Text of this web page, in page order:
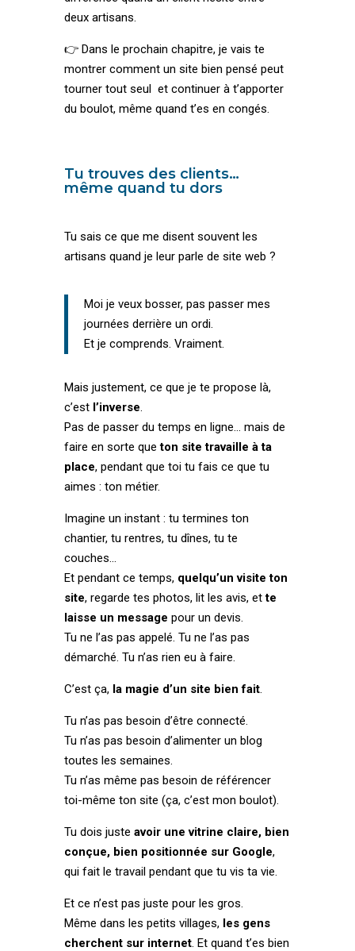
deux artisans.
👉 Dans le prochain chapitre, je vais te
montrer comment un site bien pensé peut
tourner tout seul et continuer à t’apporter
du boulot, même quand t’es en congés.
Tu trouves des clients…
même quand tu dors
Tu sais ce que me disent souvent les
artisans quand je leur parle de site web ?
Moi je veux bosser, pas passer mes
journées derrière un ordi.
Et je comprends. Vraiment.
Mais justement, ce que je te propose là,
c’est l’inverse.
Pas de passer du temps en ligne… mais de
faire en sorte queton site travaille à ta
place, pendant que toi tu fais ce que tu
aimes : ton métier.
Imagine un instant : tu termines ton
chantier, tu rentres, tu dînes, tu te
couches…
Et pendant ce temps, quelqu’un visite ton
site, regarde tes photos, lit les avis, ette
laisse un message pour un devis.
Tu ne l’as pas appelé. Tu ne l’as pas
démarché. Tu n’as rien eu à faire.
C’est ça, la magie d’un site bien fait.
Tu n’as pas besoin d’être connecté.
Tu n’as pas besoin d’alimenter un blog
toutes les semaines.
Tu n’as même pas besoin de référencer
toi-même ton site (ça, c’est mon boulot).
Tu dois juste avoir une vitrine claire, bien
conçue, bien positionnée sur Google,
qui fait le travail pendant que tu vis ta vie.
Et ce n’est pas juste pour les gros.
Même dans les petits villages, les gens
cherchent sur internet. Et quand t’es bien